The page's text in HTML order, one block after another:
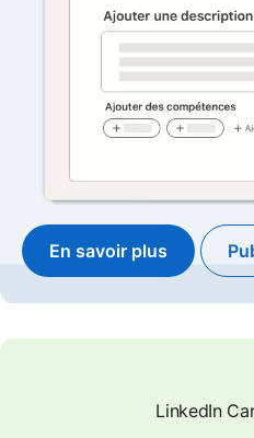
En savoir plus
LinkedIn